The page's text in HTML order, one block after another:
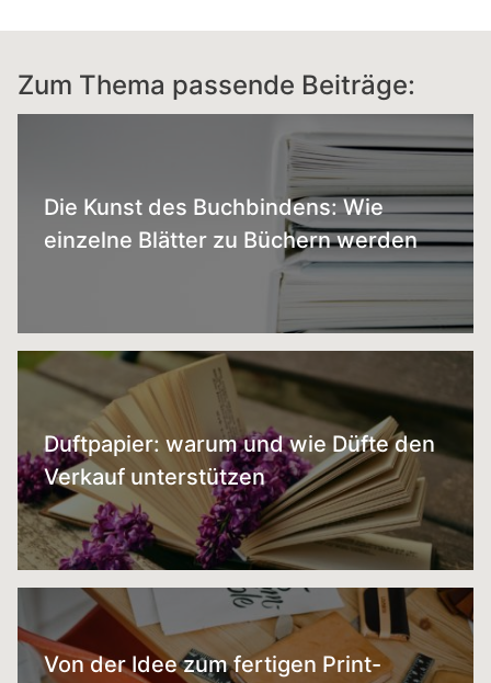
Zum Thema passende Beiträge:
Die Kunst des Buchbindens: Wie
einzelne Blätter zu Büchern werden
Duftpapier: warum und wie Düfte den
Verkauf unterstützen
Von der Idee zum fertigen Print-